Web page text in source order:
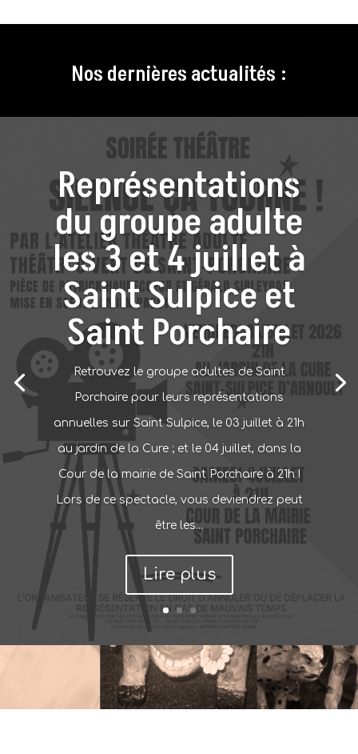
Nos dernières actualités :
Représentations
du groupe adulte
les 3 et 4 juillet à
Saint Sulpice et
Saint Porchaire
Retrouvez le groupe adultes de Saint
Porchaire pour leurs représentations
annuelles sur Saint Sulpice, le 03 juillet à 21h
au jardin de la Cure ; et le 04 juillet, dans la
Cour de la mairie de Saint Porchaire à 21h !
Lors de ce spectacle, vous deviendrez peut
être les...
Lire plus